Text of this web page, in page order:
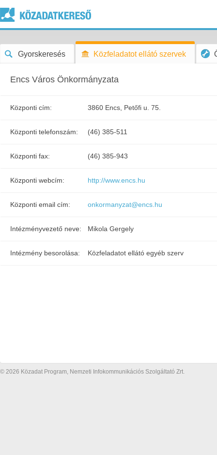
Gyorskeresés Közfeladatot ellátó szervek
Encs Város Önkormányzata
Központi cím: 3860 Encs, Petőfi u. 75.
Központi telefonszám: (46) 385-511
Központi fax: (46) 385-943
Központi webcím: http://www.encs.hu
Központi email cím: onkormanyzat@encs.hu
Intézményvezető neve: Mikola Gergely
Intézmény besorolása: Közfeladatot ellátó egyéb szerv
© 2026 Közadat Program, Nemzeti Infokommunikációs Szolgáltató Zrt.